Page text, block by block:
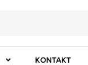
KONTAKT